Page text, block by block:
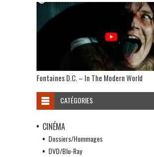
Fontaines D.C. – In The Modern World
CATÉGORIES
CINÉMA
Dossiers/Hommages
DVD/Blu-Ray